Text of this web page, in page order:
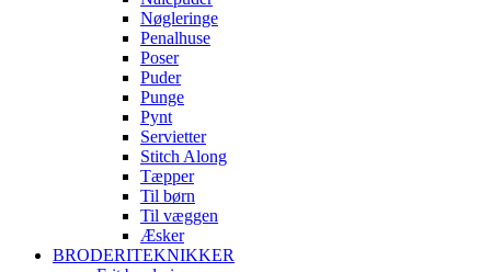
Nøgleringe
Penalhuse
Poser
Puder
Punge
Pynt
Servietter
Stitch Along
Tæpper
Til børn
Til væggen
Æsker
BRODERITEKNIKKER